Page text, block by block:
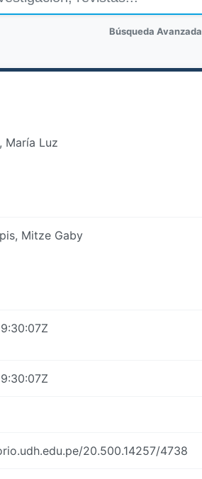
Búsqueda Avanzada
María Luz
Mitze Gaby
20.500.14257/4738